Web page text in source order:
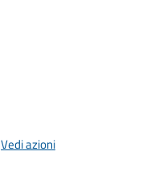
Vedi azioni